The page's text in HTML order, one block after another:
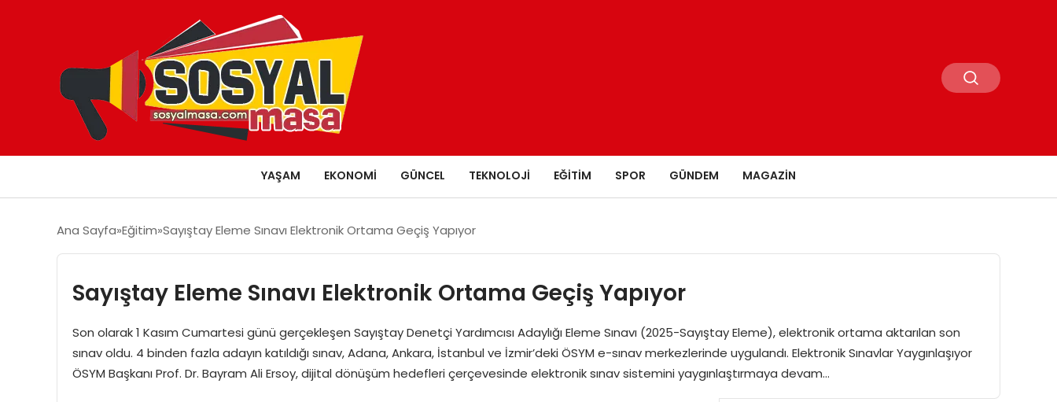
YAŞAM EKONOMI GÜNCEL TEKNOLOJI EĞITIM SPOR GÜNDEM MAGAZIN
Ana Sayfa Eğitim Sayıştay Eleme Sınavı Elektronik Ortama Geçiş Yapıyor
Sayıştay Eleme Sınavı Elektronik Ortama Geçiş Yapıyor
Son olarak 1 Kasım Cumartesi günü gerçekleşen Sayıştay Denetçi Yardımcısı Adaylığı Eleme Sınavı (2025-Sayıştay Eleme), elektronik ortama aktarılan son
sınav oldu. 4 binden fazla adayın katıldığı sınav, Adana, Ankara, İstanbul ve İzmir’deki ÖSYM e-sınav merkezlerinde uygulandı. Elektronik Sınavlar Yaygınlaşıyor
ÖSYM Başkanı Prof. Dr. Bayram Ali Ersoy, dijital dönüşüm hedefleri çerçevesinde elektronik sınav sistemini yaygınlaştırmaya devam…